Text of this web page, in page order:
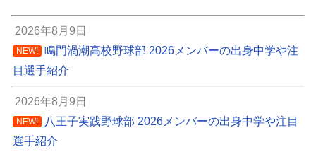
2026年8月9日
NEW!
鳴門渦潮高校野球部 2026メンバーの出身中学や注
目選手紹介
2026年8月9日
NEW!
八王子実践野球部 2026メンバーの出身中学や注目
選手紹介